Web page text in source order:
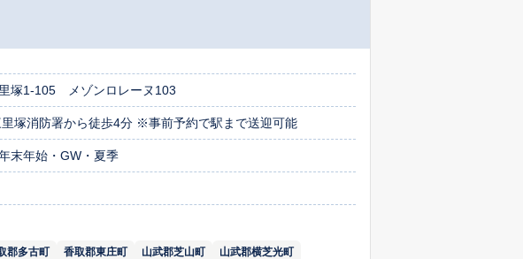
塚1-105 メゾンロレーヌ103
塚消防署から徒歩4分 ※事前予約で駅まで送迎可能
末年始・GW・夏季
郡多古町 香取郡東庄町 山武郡芝山町 山武郡横芝光町